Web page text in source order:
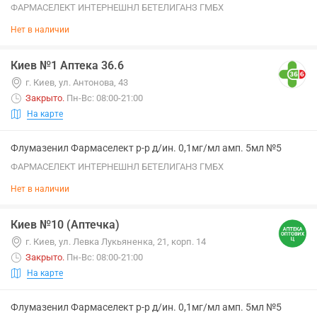
ФАРМАСЕЛЕКТ ИНТЕРНЕШНЛ БЕТЕЛИГАНЗ ГМБХ
Нет в наличии
Киев №1 Аптека 36.6
г. Киев, ул. Антонова, 43
Закрыто. Пн-Вс: 08:00-21:00
На карте
Флумазенил Фармаселект р-р д/ин. 0,1мг/мл амп. 5мл №5
ФАРМАСЕЛЕКТ ИНТЕРНЕШНЛ БЕТЕЛИГАНЗ ГМБХ
Нет в наличии
Киев №10 (Аптечка)
г. Киев, ул. Левка Лукьяненка, 21, корп. 14
Закрыто. Пн-Вс: 08:00-21:00
На карте
Флумазенил Фармаселект р-р д/ин. 0,1мг/мл амп. 5мл №5